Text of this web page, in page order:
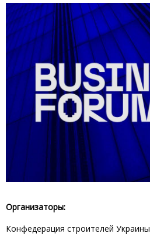
Организаторы:
Конфедерация строителей Украины